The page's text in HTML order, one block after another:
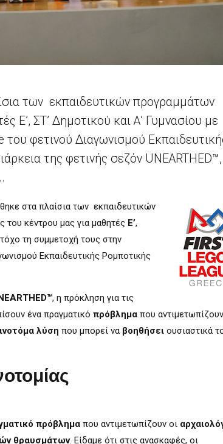
των εκπαιδευτικών προγραμμάτων
Ε’, ΣΤ’ Δημοτικού και Α’ Γυμνασίου με
φετινού Διαγωνισμού
της φετινής σεζόν
στα πλαίσια των εκπαιδευτικών
του κέντρου μας για μαθητές Ε’,
τη συμμετοχή τους στην
Εκπαιδευτικής Ρομποτικής
, η πρόκληση για τις
ένα πραγματικό πρόβλημα που
λύση που μπορεί να βοηθήσει ουσιαστικά
πρόβλημα που αντιμετωπίζουν οι
θραυσμάτων. Είδαμε ότι στις ανασκαφές, οι